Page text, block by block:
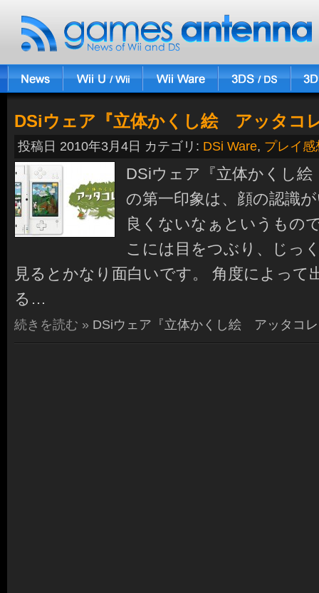
DSiウェア『立体かくし絵 アッタコ
投稿日 2010年3月4日 カテゴリ: DSi Ware, プレイ感
DSiウェア『立体かくし
の第一印象は、顔の認識
良くないなぁというもの
こには目をつぶり、じっ
見るとかなり面白いです。 角度によって
る…
続きを読む » DSiウェア『立体かくし絵 アッタコ